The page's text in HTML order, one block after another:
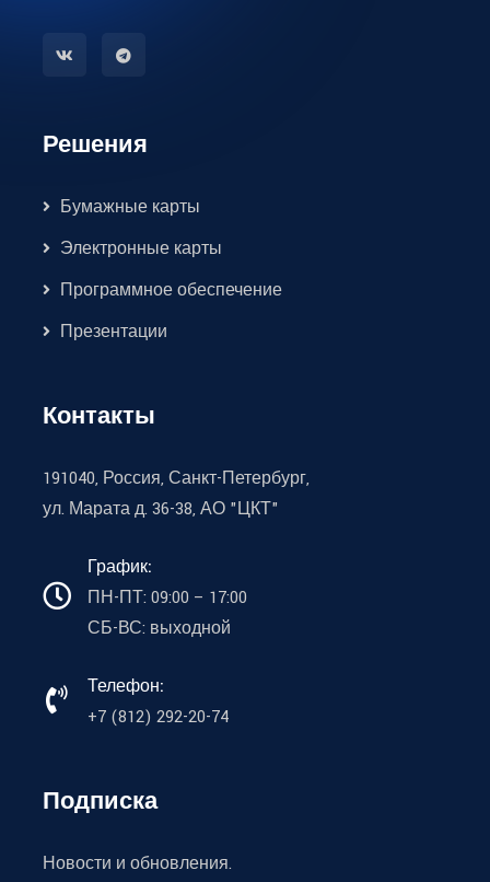
Решения
Бумажные карты
Электронные карты
Программное обеспечение
Презентации
Контакты
191040, Россия, Санкт-Петербург,
ул. Марата д. 36-38, АО "ЦКТ"
График:
ПН-ПТ: 09:00 – 17:00
СБ-ВС: выходной
Телефон:
+7 (812) 292-20-74
Подписка
Новости и обновления.